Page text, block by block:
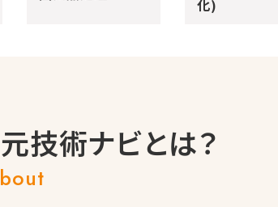
化)
技術ナビとは？